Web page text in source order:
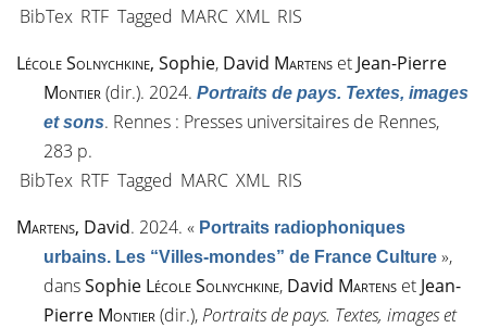
BibTex RTF Tagged MARC XML RIS
Lécole Solnychkine, Sophie, David Martens et Jean-Pierre
Montier(dir.). 2024. Portraits de pays. Textes, images
et sons. Rennes : Presses universitaires de Rennes,
283 p.
BibTex RTF Tagged MARC XML RIS
Martens, David. 2024. « Portraits radiophoniques
urbains. Les “Villes-mondes” de France Culture »,
dansSophie Lécole Solnychkine, David Martens et Jean-
Pierre Montier(dir.),Portraits de pays. Textes, images et